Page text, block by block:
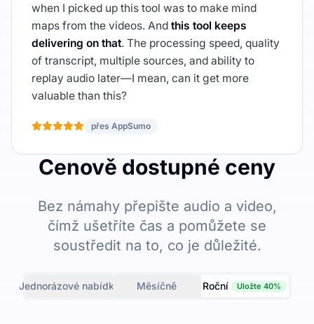
when I picked up this tool was to make mind
maps from the videos. And this tool keeps
delivering on that. The processing speed, quality
of transcript, multiple sources, and ability to
replay audio later—I mean, can it get more
valuable than this?
přes AppSumo
Cenově dostupné ceny
Bez námahy přepište audio a video,
čímž ušetříte čas a pomůžete se
soustředit na to, co je důležité.
Jednorázové nabídky Měsíčně Roční Uložte 40%